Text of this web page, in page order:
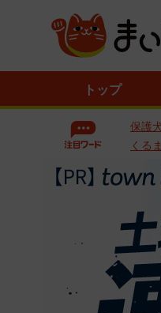
トップ
保護
くるま